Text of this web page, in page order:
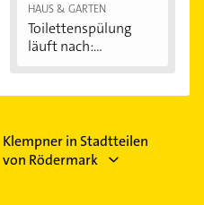
HAUS & GARTEN
Toilettenspülung
läuft nach:...
Klempner in Stadtteilen
von Rödermark